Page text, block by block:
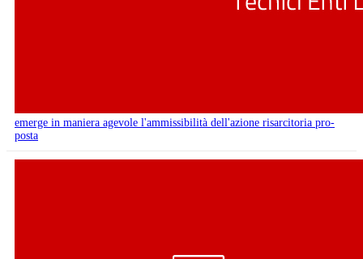
emerge in maniera agevole l'ammissibilità dell'azione risarcitoria pro-
posta